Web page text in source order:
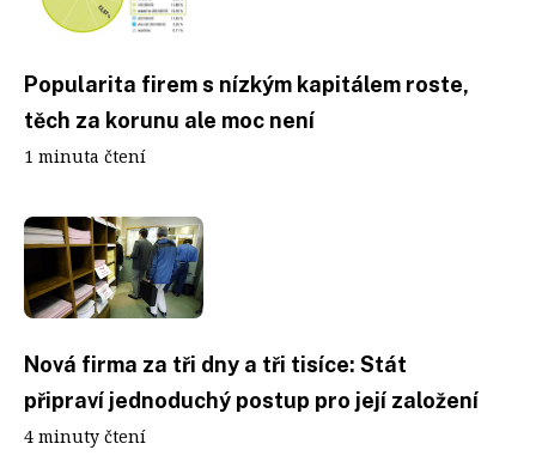
Popularita firem s nízkým kapitálem roste,
těch za korunu ale moc není
1 minuta čtení
Nová firma za tři dny a tři tisíce: Stát
připraví jednoduchý postup pro její založení
4 minuty čtení